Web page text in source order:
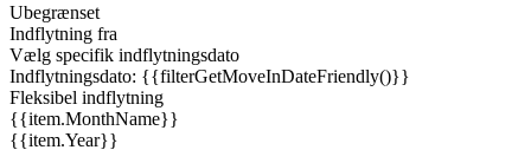
Ubegrænset
Indflytning fra
Vælg specifik indflytningsdato
Indflytningsdato: {{filterGetMoveInDateFriendly()}}
Fleksibel indflytning
{{item.MonthName}}
{{item.Year}}